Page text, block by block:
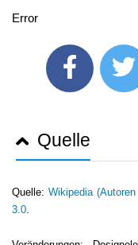
Error
Quelle
Quelle: Wikipedia (
3.0.